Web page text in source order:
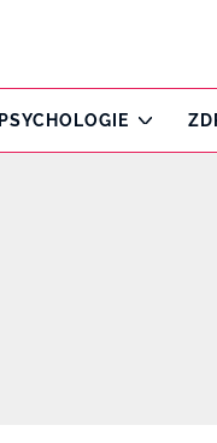
PSYCHOLOGIE